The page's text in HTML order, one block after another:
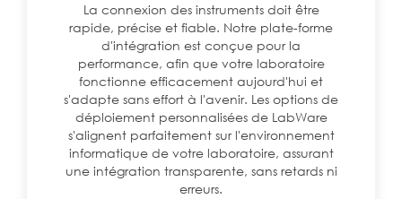
La connexion des instruments doit être
rapide, précise et fiable. Notre plate-forme
d'intégration est conçue pour la
performance, afin que votre laboratoire
fonctionne efficacement aujourd'hui et
s'adapte sans effort à l'avenir. Les options de
déploiement personnalisées de LabWare
s'alignent parfaitement sur l'environnement
informatique de votre laboratoire, assurant
une intégration transparente, sans retards ni
erreurs.